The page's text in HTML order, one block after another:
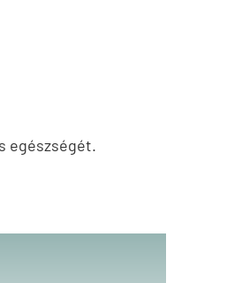
egészségét.